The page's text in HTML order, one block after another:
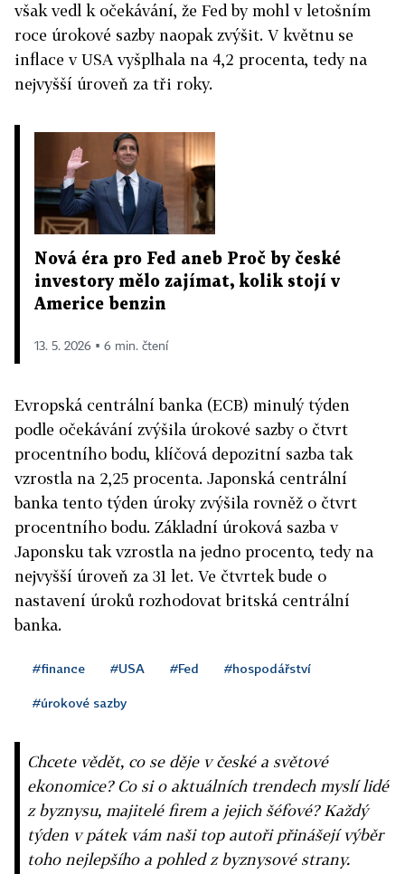
však vedl k očekávání, že Fed by mohl v letošním
roce úrokové sazby naopak zvýšit. V květnu se
inflace v USA vyšplhala na 4,2 procenta, tedy na
nejvyšší úroveň za tři roky.
Nová éra pro Fed aneb Proč by české
investory mělo zajímat, kolik stojí v
Americe benzin
13. 5. 2026 ▪ 6 min. čtení
Evropská centrální banka (ECB) minulý týden
podle očekávání zvýšila úrokové sazby o čtvrt
procentního bodu, klíčová depozitní sazba tak
vzrostla na 2,25 procenta. Japonská centrální
banka tento týden úroky zvýšila rovněž o čtvrt
procentního bodu. Základní úroková sazba v
Japonsku tak vzrostla na jedno procento, tedy na
nejvyšší úroveň za 31 let. Ve čtvrtek bude o
nastavení úroků rozhodovat britská centrální
banka.
#finance #USA #Fed #hospodářství
#úrokové sazby
Chcete vědět, co se děje v české a světové
ekonomice? Co si o aktuálních trendech myslí lidé
z byznysu, majitelé firem a jejich šéfové? Každý
týden v pátek vám naši top autoři přinášejí výběr
toho nejlepšího a pohled z byznysové strany.